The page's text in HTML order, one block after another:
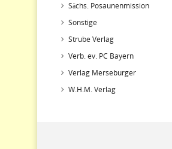
Sächs. Posaunenmission
Sonstige
Strube Verlag
Verb. ev. PC Bayern
Verlag Merseburger
W.H.M. Verlag